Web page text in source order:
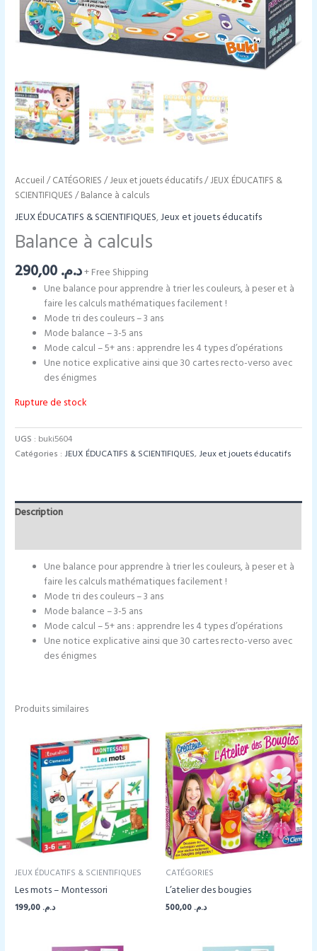
Accueil /CATÉGORIES /Jeux et jouets éducatifs/JEUX ÉDUCATIFS &
SCIENTIFIQUES / Balance à calculs
JEUX ÉDUCATIFS & SCIENTIFIQUES,Jeux et jouets éducatifs
Balance à calculs
د.م.+ Free Shipping
Une balance pour apprendre à trier les couleurs, à peser et à
faire les calculs mathématiques facilement !
Mode tri des couleurs – 3 ans
Mode balance – 3-5 ans
Mode calcul – 5+ ans : apprendre les 4 types d’opérations
Une notice explicative ainsi que 30 cartes recto-verso avec
des énigmes
Rupture de stock
UGS : buki5604
Catégories :JEUX ÉDUCATIFS & SCIENTIFIQUES,Jeux et jouets éducatifs
Description
Une balance pour apprendre à trier les couleurs, à peser et à
faire les calculs mathématiques facilement !
Mode tri des couleurs – 3 ans
Mode balance – 3-5 ans
Mode calcul – 5+ ans : apprendre les 4 types d’opérations
Une notice explicative ainsi que 30 cartes recto-verso avec
des énigmes
Produits similaires
JEUX ÉDUCATIFS & SCIENTIFIQUES
Les mots – Montessori
د.م.
CATÉGORIES
L’atelier des bougies
د.م.